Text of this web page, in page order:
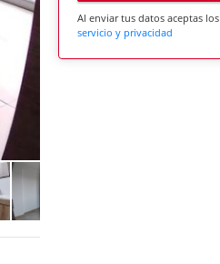
Al enviar tus datos aceptas los
servicio y privacidad